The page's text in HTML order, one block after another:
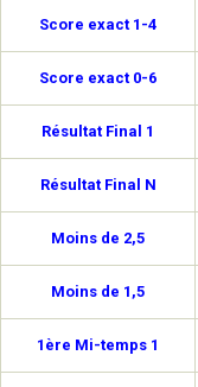
Score exact 1-4
Score exact 0-6
Résultat Final 1
Résultat Final N
Moins de 2,5
Moins de 1,5
1ère Mi-temps 1